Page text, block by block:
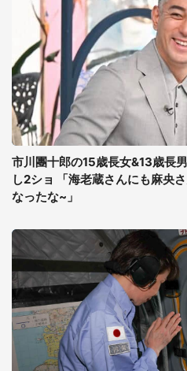
市川團十郎の15歳長女&13歳長
し2ショ 「海老蔵さんにも麻央
なったな~」